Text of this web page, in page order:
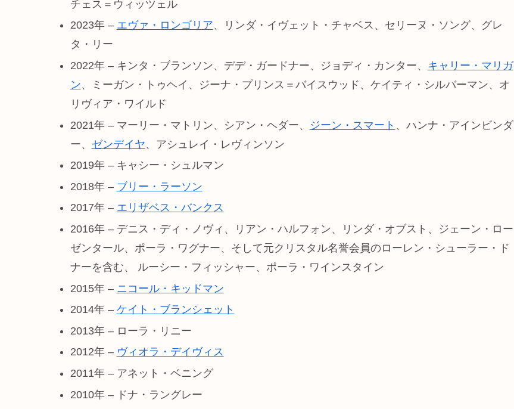
チェス＝ウィッツェル
2023年 – エヴァ・ロンゴリア、リンダ・イヴェット・チャベス、セリーヌ・ソング、グレ
タ・リー
2022年 – キンタ・ブランソン、デデ・ガードナー、ジョディ・カンター、 キャリー・マリガ
ン、ミーガン・トゥヘイ、ジーナ・プリンス＝バイスウッド、ケイティ・シルバーマン、オ
リヴィア・ワイルド
2021年 – マーリー・マトリン、シアン・ヘダー、
ジーン・スマート 、ハンナ・アインビンダ
ー、 ゼンデイヤ、アシュレイ・レヴィンソン
2019年 – キャシー・シュルマン
2018年 – ブリー・ラーソン
2017年 – エリザベス・バンクス
2016年 – デニス・ディ・ノヴィ、リアン・ハルフォン、リンダ・オブスト、ジェーン・ロー
ゼンタール、ポーラ・ワグナー、そして元クリスタル名誉会員のローレン・シューラー・ド
ナーを含む、 ルーシー・フィッシャー、ポーラ・ワインスタイン
2015年 – ニコール・キッドマン
2014年 – ケイト・ブランシェット
2013年 – ローラ・リニー
2012年 – ヴィオラ・デイヴィス
2011年 – アネット・ベニング
2010年 – ドナ・ラングレー